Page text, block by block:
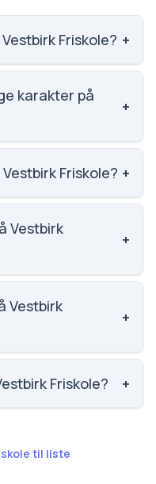
Friskole? +
hvilket gør den til
karakter på
+
for
Friskole? +
Telefon: 7578 1770.
4, Vestbirk, 8752
Berger.
Vestbirk
+
for Vestbirk Friskole.
Vestbirk
+
for Vestbirk Friskole.
Friskole? +
til liste